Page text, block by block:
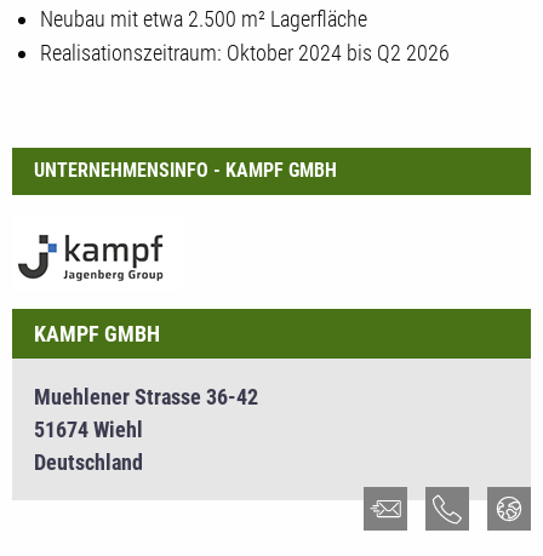
Neubau mit etwa 2.500 m² Lagerfläche
Realisationszeitraum: Oktober 2024 bis Q2 2026
UNTERNEHMENSINFO - KAMPF GMBH
KAMPF GMBH
Muehlener Strasse 36-42
51674 Wiehl
Deutschland